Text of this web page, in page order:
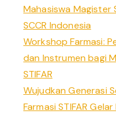
Mahasiswa Magister
SCCR Indonesia
Workshop Farmasi:
dan Instrumen bagi
STIFAR
Wujudkan Generasi
Farmasi STIFAR